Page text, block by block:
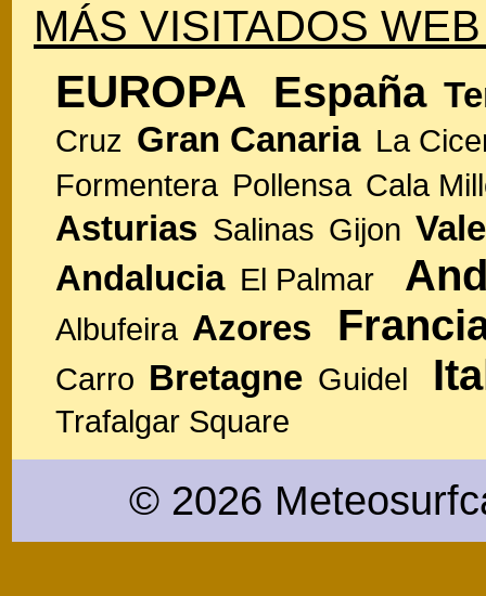
MÁS VISITADOS
EUROPA España
Cruz Gran Canaria La
Formentera Pollensa Cala
Asturias Salinas Gijon
Andalucia El Palmar
Albufeira Azores
Carro Bretagne Guidel
Trafalgar Square
© 2026